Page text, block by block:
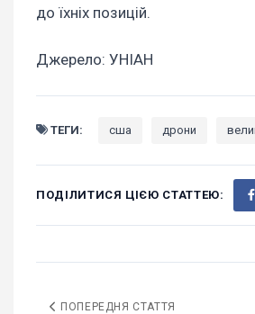
до їхніх позицій.
Джерело: УНІАН
ТЕГИ: сша дрони
ПОДІЛИТИСЯ ЦІЄЮ СТАТТЕЮ:
ПОПЕРЕДНЯ СТАТТЯ